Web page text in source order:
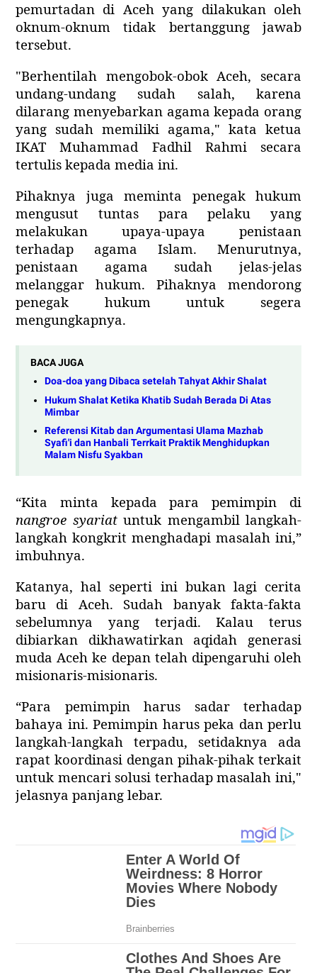
pemurtadan di Aceh yang dilakukan oleh
oknum-oknum tidak bertanggung jawab
tersebut.
"Berhentilah mengobok-obok Aceh, secara
undang-undang sudah salah, karena
dilarang menyebarkan agama kepada orang
yang sudah memiliki agama," kata ketua
IKAT Muhammad Fadhil Rahmi secara
tertulis kepada media ini.
Pihaknya juga meminta penegak hukum
mengusut tuntas para pelaku yang
melakukan upaya-upaya penistaan
terhadap agama Islam. Menurutnya,
penistaan agama sudah jelas-jelas
melanggar hukum. Pihaknya mendorong
penegak hukum untuk segera
mengungkapnya.
BACA JUGA
Doa-doa yang Dibaca setelah Tahyat Akhir Shalat
Hukum Shalat Ketika Khatib Sudah Berada Di Atas
Mimbar
Referensi Kitab dan Argumentasi Ulama Mazhab
Syafi'i dan Hanbali Terrkait Praktik Menghidupkan
Malam Nisfu Syakban
“Kita minta kepada para pemimpin di
nangroe syariatuntuk mengambil langkah-
langkah kongkrit menghadapi masalah ini,”
imbuhnya.
Katanya, hal seperti ini bukan lagi cerita
baru di Aceh. Sudah banyak fakta-fakta
sebelumnya yang terjadi. Kalau terus
dibiarkan dikhawatirkan aqidah generasi
muda Aceh ke depan telah dipengaruhi oleh
misionaris-misionaris.
“Para pemimpin harus sadar terhadap
bahaya ini. Pemimpin harus peka dan perlu
langkah-langkah terpadu, setidaknya ada
rapat koordinasi dengan pihak-pihak terkait
untuk mencari solusi terhadap masalah ini,"
jelasnya panjang lebar.